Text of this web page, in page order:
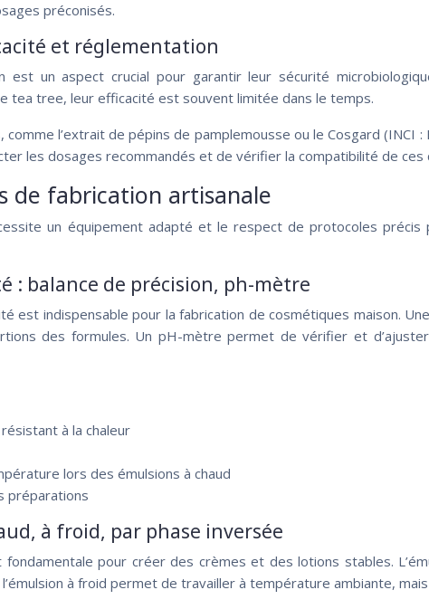
préconisés.
et réglementation
est un aspect crucial pour garantir leur sécurité
tea tree, leur efficacité est souvent limitée dans le temps.
l’extrait de pépins de pamplemousse ou le Cosgard (INCI
les dosages recommandés et de vérifier la compatibilité de
de fabrication artisanale
un équipement adapté et le respect de protocoles
: balance de précision, ph-mètre
est indispensable pour la fabrication de cosmétiques maison. Une
des formules. Un pH-mètre permet de vérifier et
à la chaleur
lors des émulsions à chaud
préparations
à froid, par phase inversée
fondamentale pour créer des crèmes et des lotions stables.
à froid permet de travailler à température ambiante,